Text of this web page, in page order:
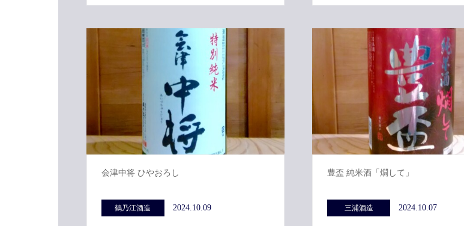
会津中将 ひやおろし
鶴乃江酒造 2024.10.09
豊盃 純米酒「燗して」
三浦酒造 2024.10.07